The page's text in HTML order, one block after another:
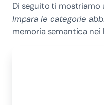
Di seguito ti mostriamo
Impara le categorie
memoria semantica nei